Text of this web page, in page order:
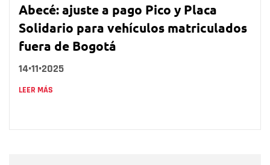
Abecé: ajuste a pago Pico y Placa
Solidario para vehículos matriculados
fuera de Bogotá
14•11•2025
LEER MÁS